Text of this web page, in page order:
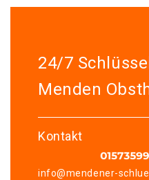
24/7
Menden
Kontakt
info@mendener-